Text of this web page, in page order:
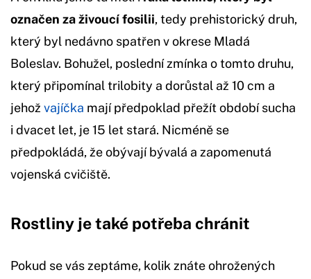
označen za živoucí fosilii, tedy prehistorický druh,
který byl nedávno spatřen v okrese Mladá
Boleslav. Bohužel, poslední zmínka o tomto druhu,
který připomínal trilobity a dorůstal až 10 cm a
jehož vajíčka mají předpoklad přežít období sucha
i dvacet let, je 15 let stará. Nicméně se
předpokládá, že obývají bývalá a zapomenutá
vojenská cvičiště.
Rostliny je také potřeba chránit
Pokud se vás zeptáme, kolik znáte ohrožených